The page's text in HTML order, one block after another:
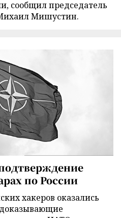
сообщил председатель
Мишустин.
по России
хакеров оказались